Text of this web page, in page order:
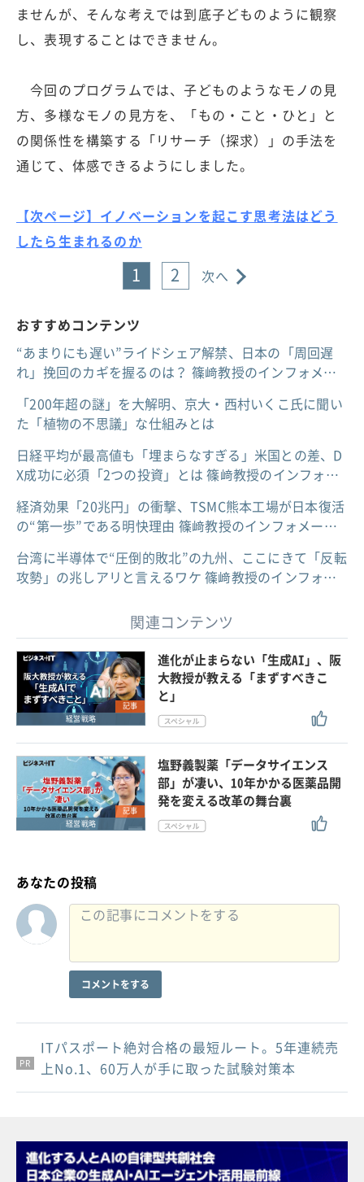
ませんが、そんな考えでは到底子どものように観察
し、表現することはできません。
今回のプログラムでは、子どものようなモノの見
方、多様なモノの見方を、「もの・こと・ひと」と
の関係性を構築する「リサーチ（探求）」の手法を
通じて、体感できるようにしました。
【次ページ】イノベーションを起こす思考法はどう
したら生まれるのか
1 2 次へ
おすすめコンテンツ
“あまりにも遅い”ライドシェア解禁、日本の「周回遅
れ」挽回のカギを握るのは？ 篠﨑教授のインフォメ…
「200年超の謎」を大解明、京大・西村いくこ氏に聞い
た「植物の不思議」な仕組みとは
日経平均が最高値も「埋まらなすぎる」米国との差、D
X成功に必須「2つの投資」とは 篠﨑教授のインフォ…
経済効果「20兆円」の衝撃、TSMC熊本工場が日本復活
の“第一歩”である明快理由 篠﨑教授のインフォメー…
台湾に半導体で“圧倒的敗北”の九州、ここにきて「反転
攻勢」の兆しアリと言えるワケ 篠﨑教授のインフォ…
関連コンテンツ
記事
経営戦略
進化が止まらない「生成AI」、阪
大教授が教える「まずすべきこ
と」
記事
経営戦略
塩野義製薬「データサイエンス
部」が凄い、10年かかる医薬品開
発を変える改革の舞台裏
あなたの投稿
コメントをする
PR
PR
PR
ITパスポート絶対合格の最短ルート。5年連続売
上No.1、60万人が手に取った試験対策本